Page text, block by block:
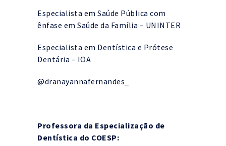
Especialista em Saúde Pública com
ênfase em Saúde da Família – UNINTER
Especialista em Dentística e Prótese
Dentária – IOA
@‌dranayannafernandes_
Professora da Especialização de
Dentística do COESP: